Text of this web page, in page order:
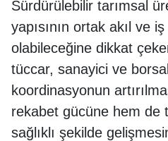
Sürdürülebilir tarımsal
yapısının ortak akıl ve
olabileceğine dikkat
tüccar, sanayici ve
koordinasyonun
rekabet gücüne hem de
sağlıklı şekilde